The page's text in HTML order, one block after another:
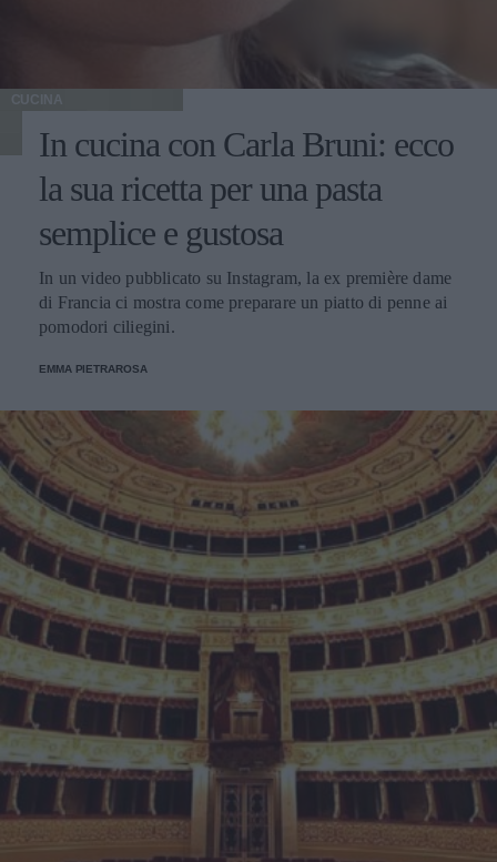
CUCINA
In cucina con Carla Bruni: ecco
la sua ricetta per una pasta
semplice e gustosa
In un video pubblicato su Instagram, la ex première dame
di Francia ci mostra come preparare un piatto di penne ai
pomodori ciliegini.
EMMA PIETRAROSA